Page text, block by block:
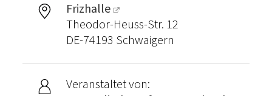
Frizhalle
Theodor-Heuss-Str. 12
DE-74193 Schwaigern
Veranstaltet von: